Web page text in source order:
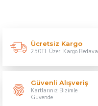
Ücretsiz Kargo
250TL Üzeri Kargo Bedava
Güvenli Alışveriş
Kartlarınız Bizimle
Güvende